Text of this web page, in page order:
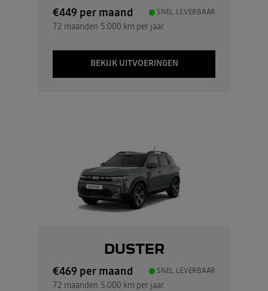
€449 per maand SNEL LEVERBAAR
72 maanden 5.000 km per jaar
BEKIJK UITVOERINGEN
DUSTER
€469 per maand SNEL LEVERBAAR
72 maanden 5.000 km per jaar